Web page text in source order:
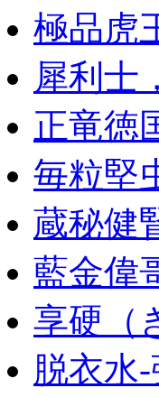
極品虎
犀利士
正竜徳
毎粒堅
蔵秘健
藍金偉
享硬（
脱衣水